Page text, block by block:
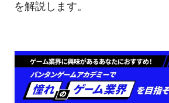
を解説します。